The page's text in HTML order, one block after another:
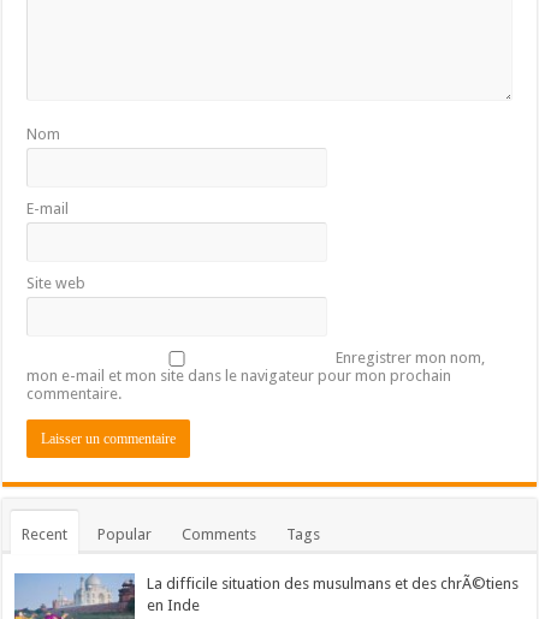
Nom
E-mail
Site web
Enregistrer mon nom,
mon e-mail et mon site dans le navigateur pour mon prochain
commentaire.
Recent Popular Comments Tags
La difficile situation des musulmans et des chrÃ©tiens
en Inde